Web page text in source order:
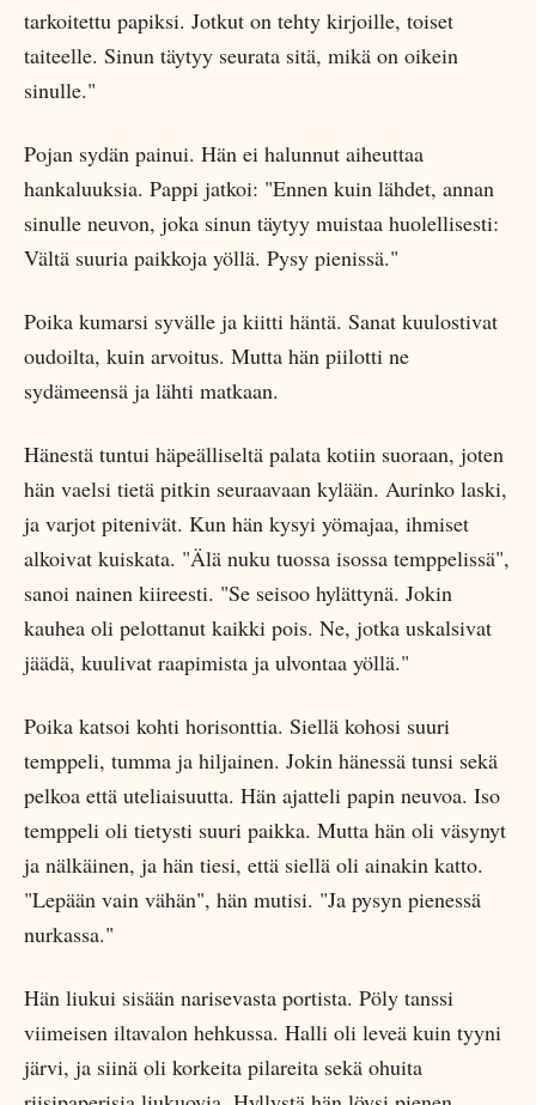
tarkoitettu papiksi. Jotkut on tehty kirjoille, toiset
taiteelle. Sinun täytyy seurata sitä, mikä on oikein
sinulle."
Pojan sydän painui. Hän ei halunnut aiheuttaa
hankaluuksia. Pappi jatkoi: "Ennen kuin lähdet, annan
sinulle neuvon, joka sinun täytyy muistaa huolellisesti:
Vältä suuria paikkoja yöllä. Pysy pienissä."
Poika kumarsi syvälle ja kiitti häntä. Sanat kuulostivat
oudoilta, kuin arvoitus. Mutta hän piilotti ne
sydämeensä ja lähti matkaan.
Hänestä tuntui häpeälliseltä palata kotiin suoraan, joten
hän vaelsi tietä pitkin seuraavaan kylään. Aurinko laski,
ja varjot pitenivät. Kun hän kysyi yömajaa, ihmiset
alkoivat kuiskata. "Älä nuku tuossa isossa temppelissä",
sanoi nainen kiireesti. "Se seisoo hylättynä. Jokin
kauhea oli pelottanut kaikki pois. Ne, jotka uskalsivat
jäädä, kuulivat raapimista ja ulvontaa yöllä."
Poika katsoi kohti horisonttia. Siellä kohosi suuri
temppeli, tumma ja hiljainen. Jokin hänessä tunsi sekä
pelkoa että uteliaisuutta. Hän ajatteli papin neuvoa. Iso
temppeli oli tietysti suuri paikka. Mutta hän oli väsynyt
ja nälkäinen, ja hän tiesi, että siellä oli ainakin katto.
"Lepään vain vähän", hän mutisi. "Ja pysyn pienessä
nurkassa."
Hän liukui sisään narisevasta portista. Pöly tanssi
viimeisen iltavalon hehkussa. Halli oli leveä kuin tyyni
järvi, ja siinä oli korkeita pilareita sekä ohuita